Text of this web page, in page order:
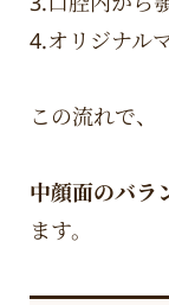
4.オリジナル
この流れで、
中顔面のバラ
ます。